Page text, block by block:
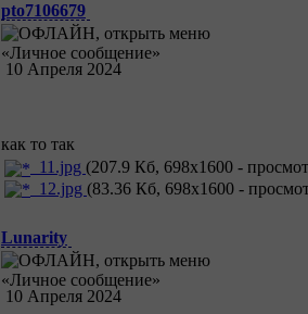
pto7106679
10 Апреля 2024
как то так
11.jpg (207.9 Кб, 698x1600 -
12.jpg (83.36 Кб, 698x1600 -
Lunarity
10 Апреля 2024